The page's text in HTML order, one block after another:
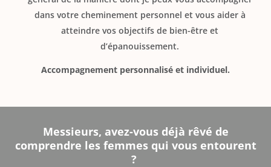
dans votre cheminement personnel et vous aider à
atteindre vos objectifs de bien-être et
d’épanouissement.
Accompagnement personnalisé et individuel.
Messieurs, avez-vous déjà rêvé de
comprendre les femmes qui vous entourent
?